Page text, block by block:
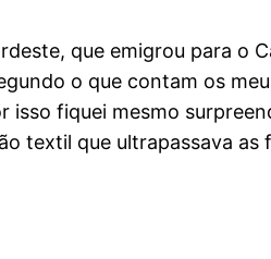
que emigrou para o
o que contam os
fiquei mesmo
textil que ultrapassava as